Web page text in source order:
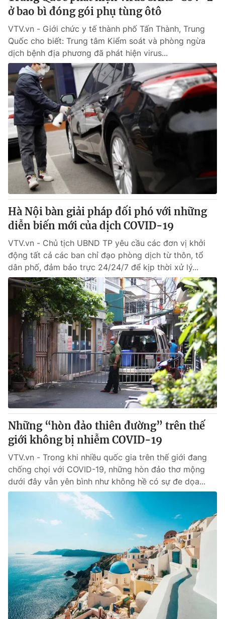
ở bao bì đóng gói phụ tùng ôtô
VTV.vn - Giới chức y tế thành phố Tấn Thành, Trung
Quốc cho biết: Trung tâm Kiểm soát và phòng ngừa
dịch bệnh địa phương đã phát hiện virus...
Hà Nội bàn giải pháp đối phó với những
diễn biến mới của dịch COVID-19
VTV.vn - Chủ tịch UBND TP yêu cầu các đơn vị khởi
động tất cả các ban chỉ đạo phòng dịch từ thôn, tổ
dân phố, đảm bảo trực 24/24/7 để kịp thời xử lý...
Những “hòn đảo thiên đường” trên thế
giới không bị nhiễm COVID-19
VTV.vn - Trong khi nhiều quốc gia trên thế giới đang
chống chọi với COVID-19, những hòn đảo thơ mộng
dưới đây vẫn yên bình như không hề có sự đe dọa...